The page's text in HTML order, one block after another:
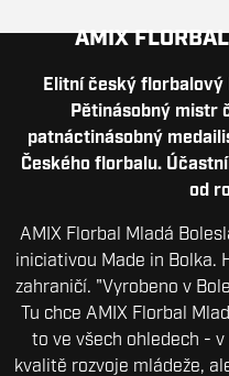
AMIX
Elitní český florbalový
Pětinásobný mistr
patnáctinásobný
Českého florbalu.
od
AMIX Florbal Mladá
iniciativou Made in Bolka.
zahraničí. "Vyrobeno v
Tu chce AMIX Florbal
to ve všech ohledech -
kvalitě rozvoje mládeže,